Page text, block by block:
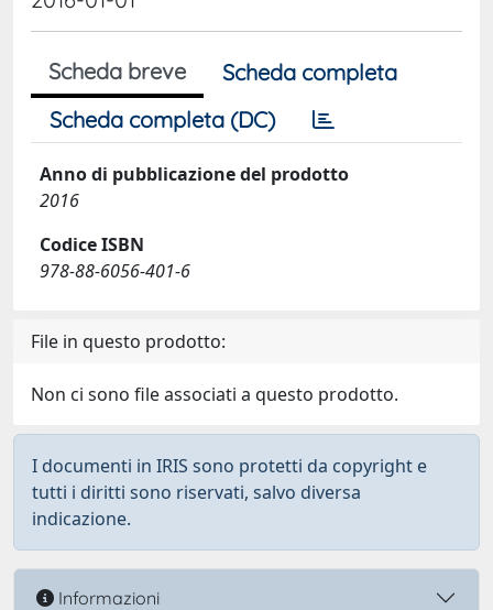
Scheda breve
Scheda completa
Scheda completa (DC)
Anno di pubblicazione del prodotto
2016
Codice ISBN
978-88-6056-401-6
File in questo prodotto:
Non ci sono file associati a questo prodotto.
I documenti in IRIS sono protetti da copyright e
tutti i diritti sono riservati, salvo diversa
indicazione.
Informazioni